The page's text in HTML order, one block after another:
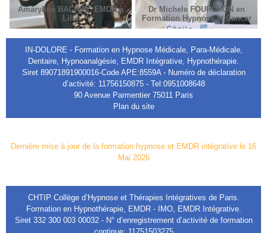
Amaryline BACHIRI, EMDR à
Lille
Dr Michele FOURCHON en
Formation Hypnose et Cancer
IN-DOLORE - Formation en Hypnose Médicale, Para-Médicale,
Dentaire, Hypnoanalgésie, EMDR Intégrative, Hypnothérapie.
Siret 89071891900016-Code APE:8559A - Numéro de déclaration
d’activité: 11756150875 - Tel:0951008648
90 Avenue Parmentier 75011 Paris
Plan du site
Dernière mise à jour de la formation hypnose et EMDR intégrative le 16
Mai 2026
CHTIP Collège d’Hypnose et Thérapies Intégratives de Paris.
Formation en Hypnothérapie, EMDR - IMO, EMDR Intégrative.
Siret 332 300 003 00032 - N° d’enregistrement d’activité de formation